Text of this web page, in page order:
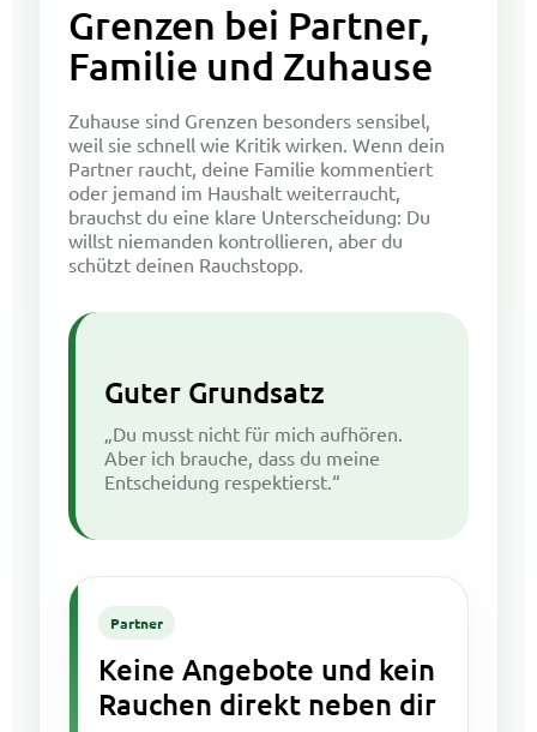
Grenzen bei Partner,
Familie und Zuhause
Zuhause sind Grenzen besonders sensibel,
weil sie schnell wie Kritik wirken. Wenn dein
Partner raucht, deine Familie kommentiert
oder jemand im Haushalt weiterraucht,
brauchst du eine klare Unterscheidung: Du
willst niemanden kontrollieren, aber du
schützt deinen Rauchstopp.
Guter Grundsatz
„Du musst nicht für mich aufhören.
Aber ich brauche, dass du meine
Entscheidung respektierst.“
Partner
Keine Angebote und kein
Rauchen direkt neben dir